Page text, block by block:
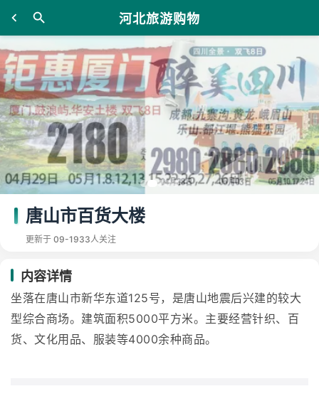
河北旅游购物
唐山市百货大楼
更新于 09-1933人关注
内容详情
坐落在唐山市新华东道125号，是唐山地震后兴建的较大
型综合商场。建筑面积5000平方米。主要经营针织、百
货、文化用品、服装等4000余种商品。